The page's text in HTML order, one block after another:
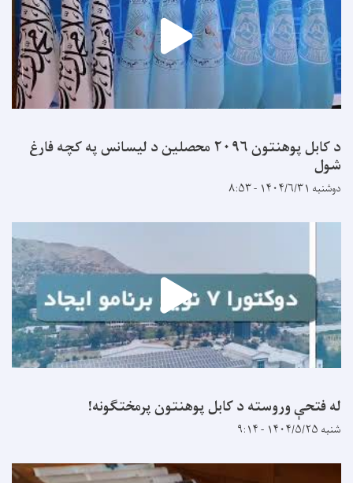
د کابل پوهنتون ۲۰۹۶ محصلین د لیسانس په کچه فارغ
شول
دوشنبه ۱۴۰۴/۶/۳۱ - ۸:۵۳
له فتحې وروسته د کابل پوهنتون پرمختګونه!
شنبه ۱۴۰۴/۵/۲۵ - ۹:۱۴